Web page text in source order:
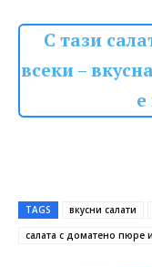
С тази
всеки –
е
TAGS вкусни салати
салата с доматено пюре